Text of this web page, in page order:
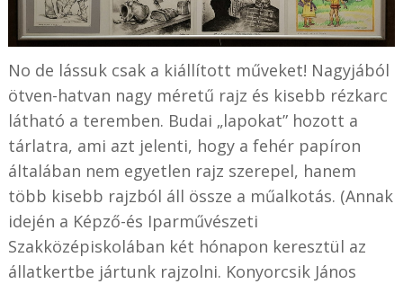
No de lássuk csak a kiállított műveket! Nagyjából
ötven-hatvan nagy méretű rajz és kisebb rézkarc
látható a teremben. Budai „lapokat” hozott a
tárlatra, ami azt jelenti, hogy a fehér papíron
általában nem egyetlen rajz szerepel, hanem
több kisebb rajzból áll össze a műalkotás. (Annak
idején a Képző-és Iparművészeti
Szakközépiskolában két hónapon keresztül az
állatkertbe jártunk rajzolni. Konyorcsik János